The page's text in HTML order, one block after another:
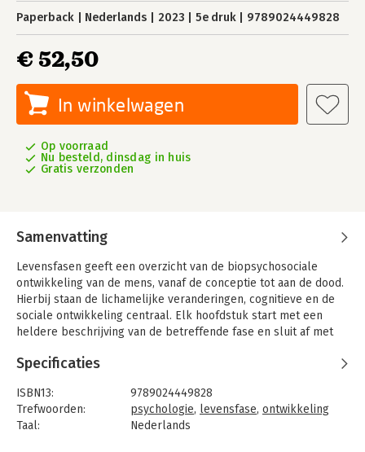
Paperback Nederlands 2023 5e druk 9789024449828
€ 52,50
In winkelwagen
Op voorraad
Nu besteld, dinsdag in huis
Gratis verzonden
Samenvatting
Levensfasen geeft een overzicht van de biopsychosociale
ontwikkeling van de mens, vanaf de conceptie tot aan de dood.
Hierbij staan de lichamelijke veranderingen, cognitieve en de
sociale ontwikkeling centraal. Elk hoofdstuk start met een
heldere beschrijving van de betreffende fase en sluit af met
Kenmerken
- Waar veel andere leermiddelen op dit gebied zich beperken
tot adolescentie of pas vanaf dat moment starten, behandelt
Levensfasen de hele levensloop.
Specificaties
ISBN13:
9789024449828
Trefwoorden:
psychologie, levensfase, ontwikkeling
Taal:
Nederlands